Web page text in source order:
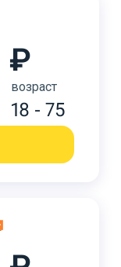
₽
возраст
18 - 75